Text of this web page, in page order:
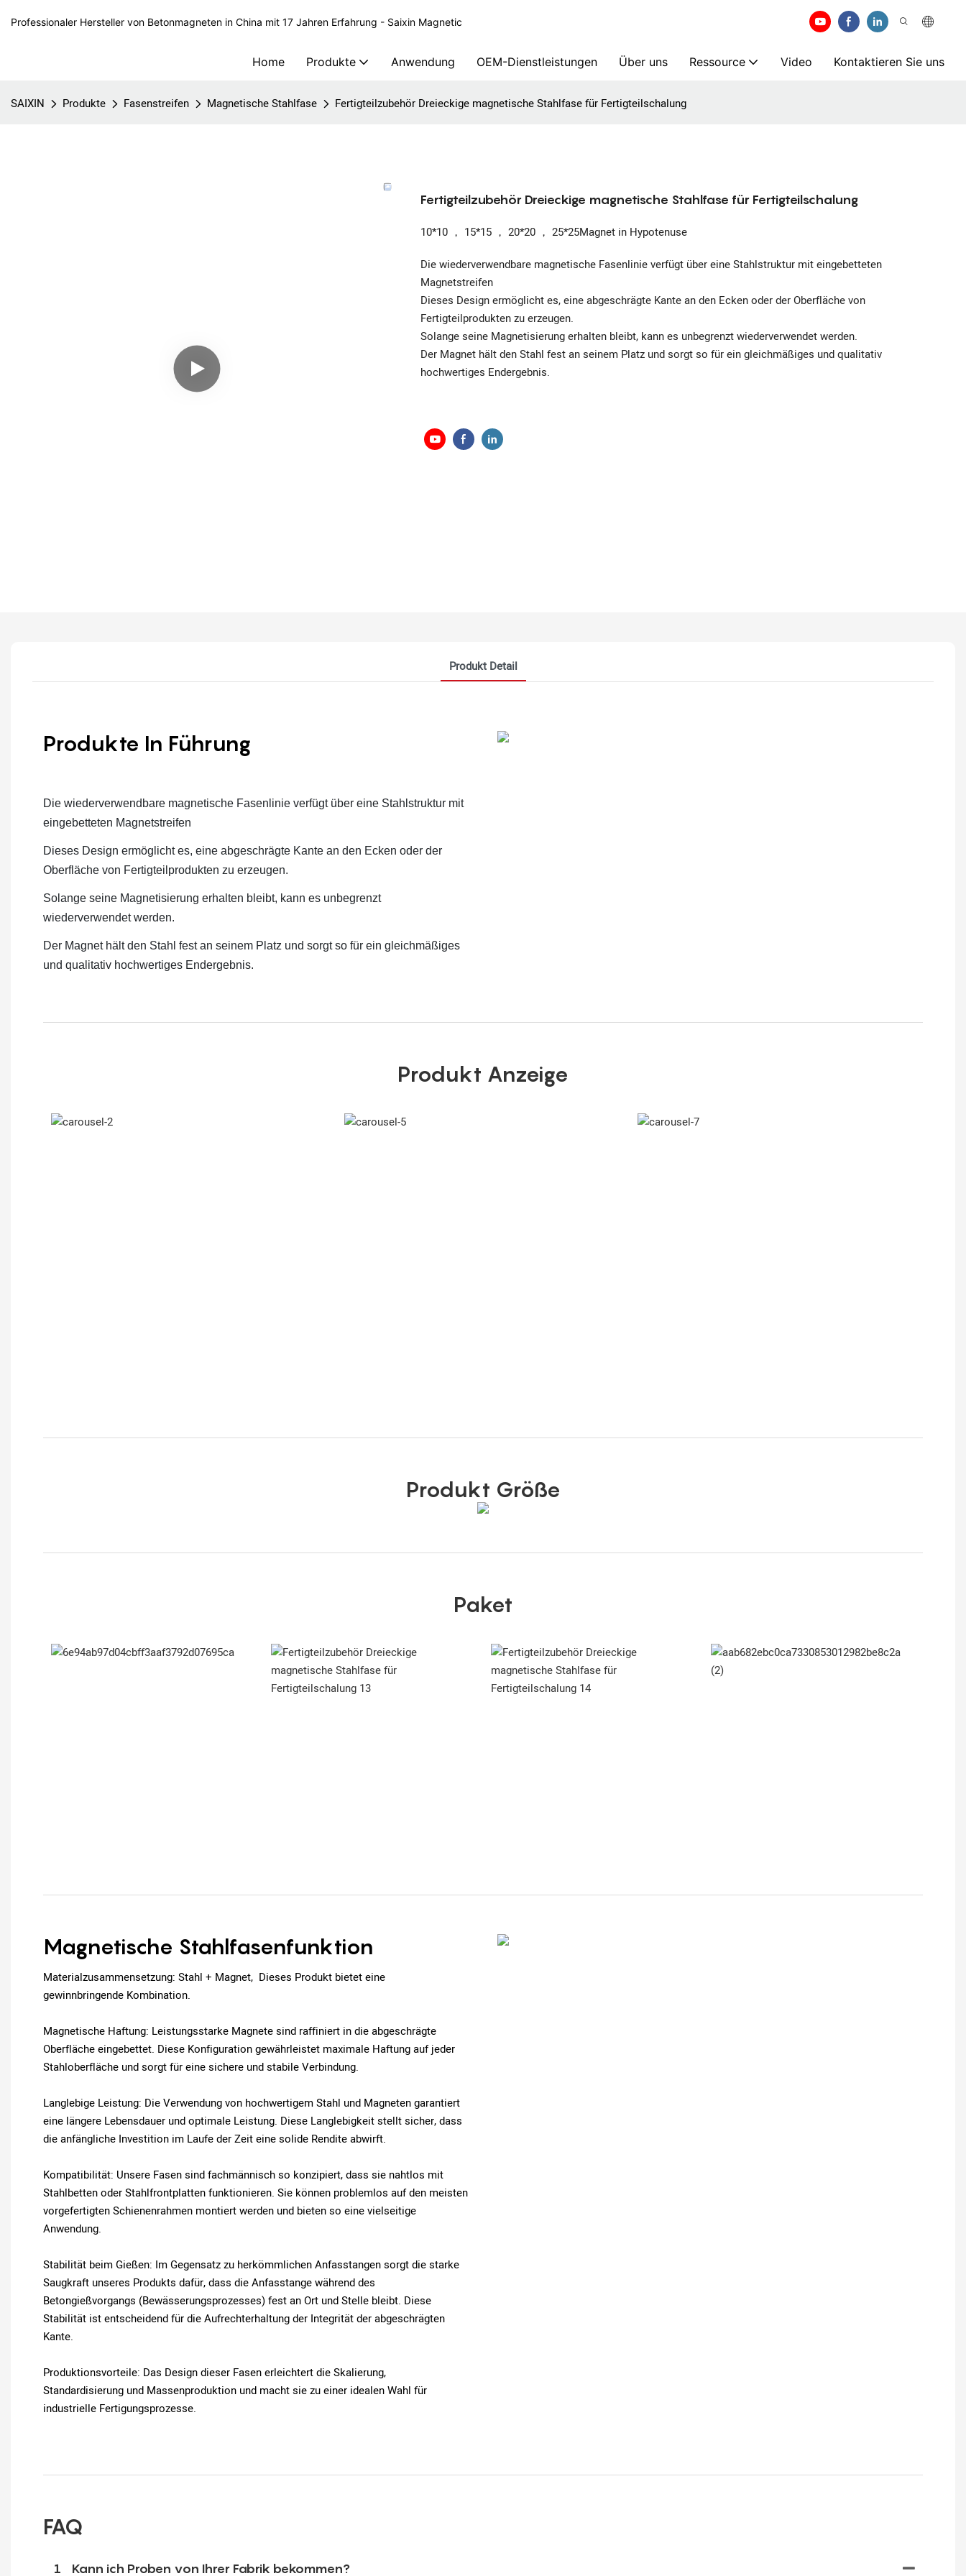
Professionaler Hersteller von Betonmagneten in China mit 17 Jahren Erfahrung - Saixin Magnetic
Home Produkte Anwendung OEM-Dienstleistungen Über uns Ressource Video Kontaktieren Sie uns
SAIXIN Produkte Fasenstreifen Magnetische Stahlfase Fertigteilzubehör Dreieckige magnetische Stahlfase für Fertigteilschalung
Fertigteilzubehör Dreieckige magnetische Stahlfase für Fertigteilschalung
10*10 ， 15*15 ， 20*20 ， 25*25Magnet in Hypotenuse
Die wiederverwendbare magnetische Fasenlinie verfügt über eine Stahlstruktur mit eingebetteten
Magnetstreifen
Dieses Design ermöglicht es, eine abgeschrägte Kante an den Ecken oder der Oberfläche von
Fertigteilprodukten zu erzeugen.
Solange seine Magnetisierung erhalten bleibt, kann es unbegrenzt wiederverwendet werden.
Der Magnet hält den Stahl fest an seinem Platz und sorgt so für ein gleichmäßiges und qualitativ
hochwertiges Endergebnis.
Produkt Detail
Produkte In Führung
Die wiederverwendbare magnetische Fasenlinie verfügt über eine Stahlstruktur mit
eingebetteten Magnetstreifen
Dieses Design ermöglicht es, eine abgeschrägte Kante an den Ecken oder der
Oberfläche von Fertigteilprodukten zu erzeugen.
Solange seine Magnetisierung erhalten bleibt, kann es unbegrenzt
wiederverwendet werden.
Der Magnet hält den Stahl fest an seinem Platz und sorgt so für ein gleichmäßiges
und qualitativ hochwertiges Endergebnis.
Produkt Anzeige
Produkt Größe
Paket
Magnetische Stahlfasenfunktion
Materialzusammensetzung: Stahl + Magnet, Dieses Produkt bietet eine
gewinnbringende Kombination.
Magnetische Haftung: Leistungsstarke Magnete sind raffiniert in die abgeschrägte
Oberfläche eingebettet. Diese Konfiguration gewährleistet maximale Haftung auf jeder
Stahloberfläche und sorgt für eine sichere und stabile Verbindung.
Langlebige Leistung: Die Verwendung von hochwertigem Stahl und Magneten garantiert
eine längere Lebensdauer und optimale Leistung. Diese Langlebigkeit stellt sicher, dass
die anfängliche Investition im Laufe der Zeit eine solide Rendite abwirft.
Kompatibilität: Unsere Fasen sind fachmännisch so konzipiert, dass sie nahtlos mit
Stahlbetten oder Stahlfrontplatten funktionieren. Sie können problemlos auf den meisten
vorgefertigten Schienenrahmen montiert werden und bieten so eine vielseitige
Anwendung.
Stabilität beim Gießen: Im Gegensatz zu herkömmlichen Anfasstangen sorgt die starke
Saugkraft unseres Produkts dafür, dass die Anfasstange während des
Betongießvorgangs (Bewässerungsprozesses) fest an Ort und Stelle bleibt. Diese
Stabilität ist entscheidend für die Aufrechterhaltung der Integrität der abgeschrägten
Kante.
Produktionsvorteile: Das Design dieser Fasen erleichtert die Skalierung,
Standardisierung und Massenproduktion und macht sie zu einer idealen Wahl für
industrielle Fertigungsprozesse.
FAQ
1 Kann ich Proben von Ihrer Fabrik bekommen?